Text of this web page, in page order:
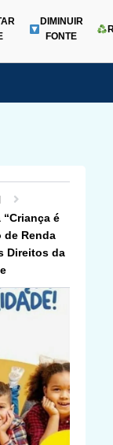
Menu
DIMINUIR
FONTE
é
de Renda
Direitos da